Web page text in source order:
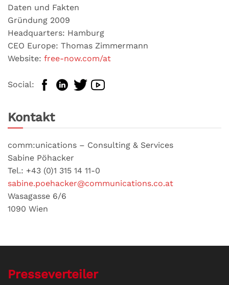
Daten und Fakten
Gründung 2009
Headquarters: Hamburg
CEO Europe: Thomas Zimmermann
Website: free-now.com/at
Social:
Kontakt
comm:unications – Consulting & Services
Sabine Pöhacker
Tel.: +43 (0)1 315 14 11-0
sabine.poehacker@communications.co.at
Wasagasse 6/6
1090 Wien
Presseverteiler